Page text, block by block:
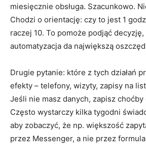
miesięcznie obsługa. Szacunkowo.
Chodzi o orientację: czy to jest 1
raczej 10. To pomoże podjąć
automatyzacja da największą
Drugie pytanie: które z tych działań
efekty – telefony, wizyty, zapisy na
Jeśli nie masz danych, zapisz
Często wystarczy kilka tygodni
aby zobaczyć, że np. większość
przez Messenger, a nie przez